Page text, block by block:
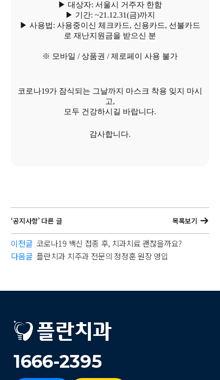
▶ 대상자: 서울시 거주자 한함
▶ 기간: ~21.12.31(금)까지
▶ 사용법: 사용중이신 체크카드, 신용카드, 선불카드
로 재난지원금을 받으신 분
※ 모바일 / 상품권 / 제로페이 사용 불가
코로나19가 잠식되는 그날까지 마스크 착용 잊지 마시
고,
모두 건강하시길 바랍니다.
감사합니다.
‘공지사항’ 다른 글 목록보기
이전글 코로나19 백신 접종 후, 치과치료 괜찮을까요?
다음글 플란치과 치주과 전문의 정정훈 원장 영입
1666-2395